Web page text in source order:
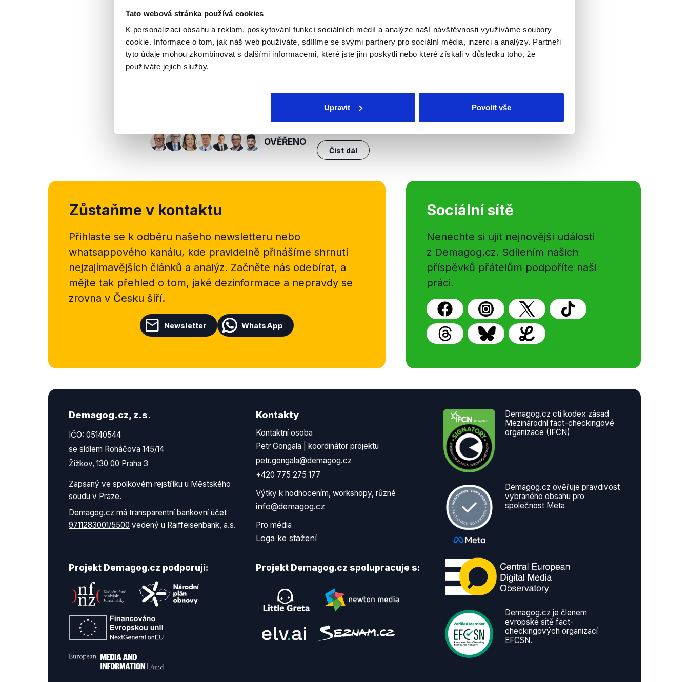
Tato webová stránka používá cookies
K personalizaci obsahu a reklam, poskytování funkcí sociálních médií a analýze naší návštěvnosti využíváme soubory
cookie. Informace o tom, jak náš web používáte, sdílíme se svými partnery pro sociální média, inzerci a analýzy. Partneři
tyto údaje mohou zkombinovat s dalšími informacemi, které jste jim poskytli nebo které získali v důsledku toho, že
používáte jejich služby.
Upravit Povolit vše
Výrok jsme zmínili
OVĚŘENO
Předvolební debata z
Moravskoslezského kraje
Z nepřeberného množství předvolebních debat jsme
pro naši novou analýzu vybrali diskuzi kandidátů
Číst dál
Zůstaňme v kontaktu
Přihlaste se k odběru našeho newsletteru nebo
whatsappového kanálu, kde pravidelně přinášíme shrnutí
nejzajímavějších článků a analýz. Začněte nás odebírat, a
mějte tak přehled o tom, jaké dezinformace a nepravdy se
zrovna v Česku šíří.
Newsletter WhatsApp
Sociální sítě
Nenechte si ujít nejnovější události
z Demagog.cz. Sdílením našich
příspěvků přátelům podpoříte naši
práci.
Demagog.cz, z.s.
IČO: 05140544
se sídlem Roháčova 145/14
Žižkov, 130 00 Praha 3
Zapsaný ve spolkovém rejstříku u Městského
soudu v Praze.
Demagog.cz má transparentní bankovní účet
9711283001/5500 vedený u Raiffeisenbank, a.s.
Kontakty
Kontaktní osoba
Petr Gongala | koordinátor projektu
petr.gongala@demagog.cz
+420 775 275 177
Výtky k hodnocením, workshopy, různé
info@demagog.cz
Pro média
Loga ke stažení
Projekt Demagog.cz podporují: Projekt Demagog.cz spolupracuje s:
Demagog.cz ctí kodex zásad
Mezinárodní fact-checkingové
organizace (IFCN)
Demagog.cz ověřuje pravdivost
vybraného obsahu pro
společnost Meta
Demagog.cz je členem
evropské sítě fact-
checkingových organizací
EFCSN.